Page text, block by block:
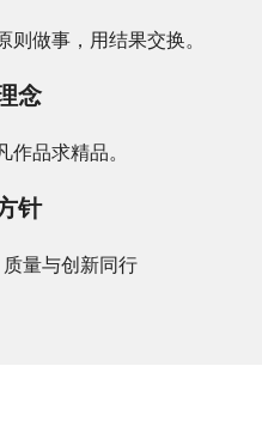
做事，用结果交换。
念
品求精品。
针
量与创新同行